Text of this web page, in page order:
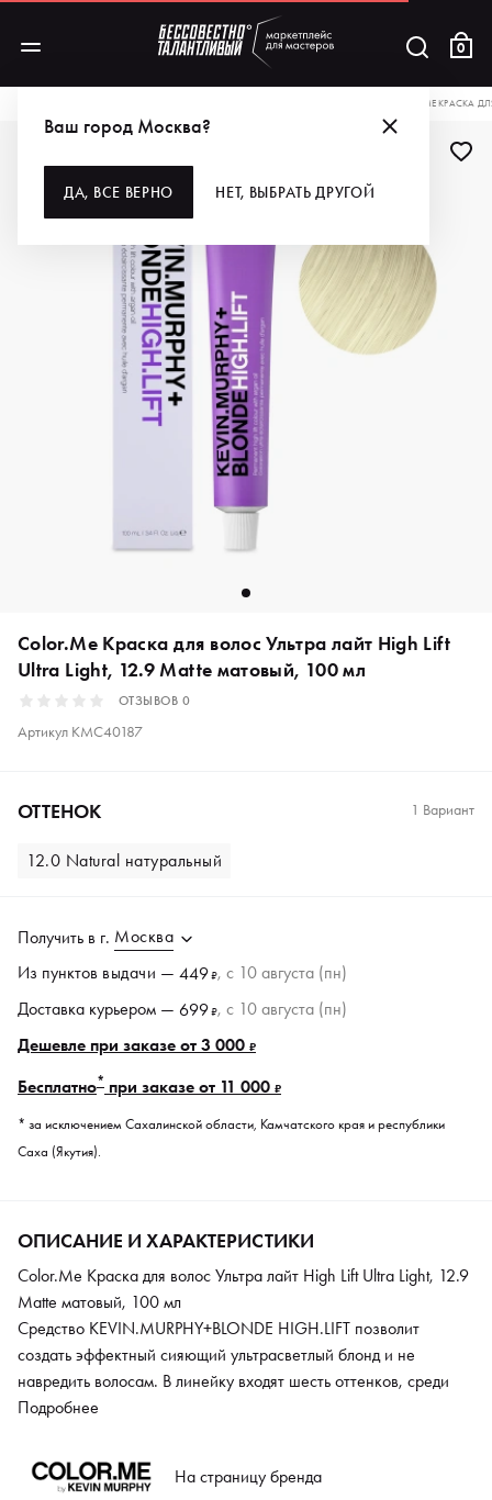
0
Ваш город Москва?
ДА, ВСЕ ВЕРНО НЕТ, ВЫБРАТЬ ДРУГОЙ
COLOR.ME КРАСКА
Color.Me Краска для волос Ультра лайт High Lift
Ultra Light, 12.9 Matte матовый, 100 мл
ОТЗЫВОВ 0
Артикул KMC40187
ОТТЕНОК 1 Вариант
12.0 Natural натуральный
Получить в г. Москва
Из пунктов выдачи — 449₽, c 10 августа (пн)
Доставка курьером — 699₽, c 10 августа (пн)
Дешевле при заказе от 3 000 ₽
Бесплатно* при заказе от 11 000 ₽
* за исключением Сахалинской области, Камчатского края и республики
Саха (Якутия).
ОПИСАНИЕ И ХАРАКТЕРИСТИКИ
Color.Me Краска для волос Ультра лайт High Lift Ultra Light, 12.9
Matte матовый, 100 мл
Средство KEVIN.MURPHY+BLONDE HIGH.LIFT позволит
создать эффектный сияющий ультрасветлый блонд и не
навредить волосам. В линейку входят шесть оттенков, среди
которых теплые, холодные и нейтральные. Можно добиться
волос не пострадает – за это отвечает аргановое масло,
которое интенсивно питает и смягчает, и особая технология
Подробнее
На страницу бренда